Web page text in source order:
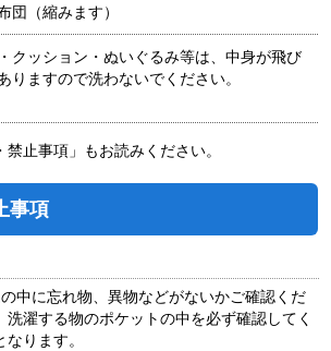
団（縮みます）
クッション・ぬいぐるみ等は、中身が飛び
りますので洗わないでください。
止事項」もお読みください。
事項
中に忘れ物、異物などがないかご確認くだ
洗濯する物のポケットの中を必ず確認してく
ります。